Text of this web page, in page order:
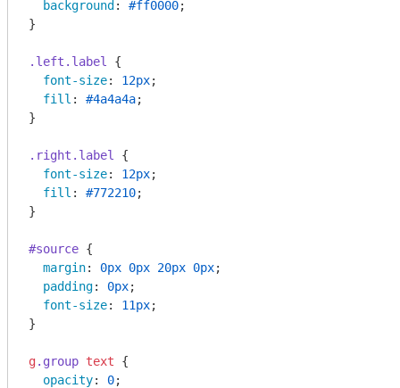
background : #ff0000;
}
.left .label
{
font-size: 12px;
fill : #4a4a4a;
}
.right .label
{
font-size: 12px;
fill : #772210;
}
#source {
margin: 0px 0px 20px 0px;
padding: 0px;
font-size: 11px;
}
g.group text {
opacity: 0;